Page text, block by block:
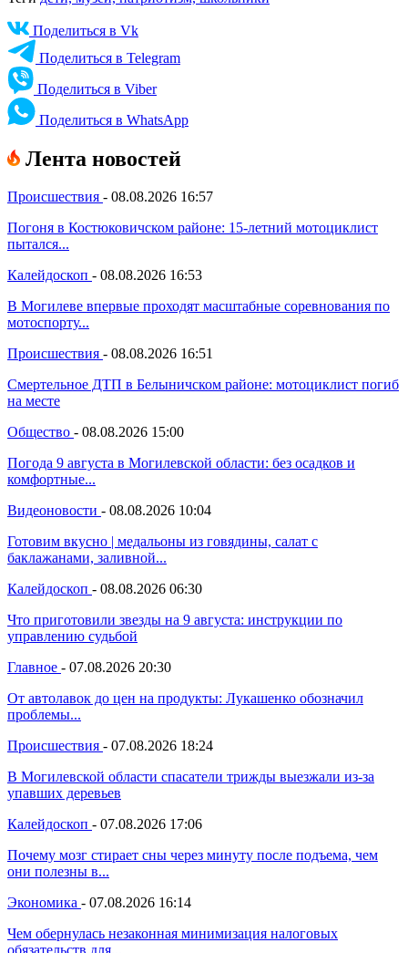
Поделиться в Vk
Поделиться в Telegram
Поделиться в Viber
Поделиться в WhatsApp
Лента новостей
Происшествия - 08.08.2026 16:57
Погоня в Костюковичском районе: 15-летний мотоциклист
пытался...
Калейдоскоп - 08.08.2026 16:53
В Могилеве впервые проходят масштабные соревнования по
мотоспорту...
Происшествия - 08.08.2026 16:51
Смертельное ДТП в Белыничском районе: мотоциклист погиб
на месте
Общество - 08.08.2026 15:00
Погода 9 августа в Могилевской области: без осадков и
комфортные...
Видеоновости - 08.08.2026 10:04
Готовим вкусно | медальоны из говядины, салат с
баклажанами, заливной...
Калейдоскоп - 08.08.2026 06:30
Что приготовили звезды на 9 августа: инструкции по
управлению судьбой
Главное - 07.08.2026 20:30
От автолавок до цен на продукты: Лукашенко обозначил
проблемы...
Происшествия - 07.08.2026 18:24
В Могилевской области спасатели трижды выезжали из-за
упавших деревьев
Калейдоскоп - 07.08.2026 17:06
Почему мозг стирает сны через минуту после подъема, чем
они полезны в...
Экономика - 07.08.2026 16:14
Чем обернулась незаконная минимизация налоговых